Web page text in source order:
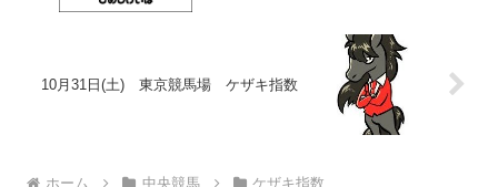
10月31日(土) 東京競馬場 ケザキ指数
ホーム 中央競馬 ケザキ指数